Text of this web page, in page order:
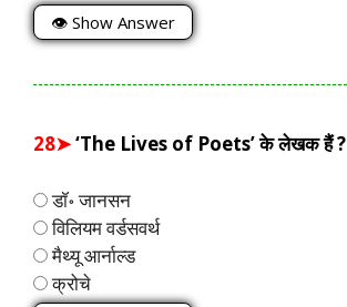
👁 Show Answer
28➤‘The Lives of Poets’ के लेखक हैं ?
डॉ॰ जानसन
विलियम वर्डसवर्थ
मैथ्यू आर्नाल्ड
क्रोचे